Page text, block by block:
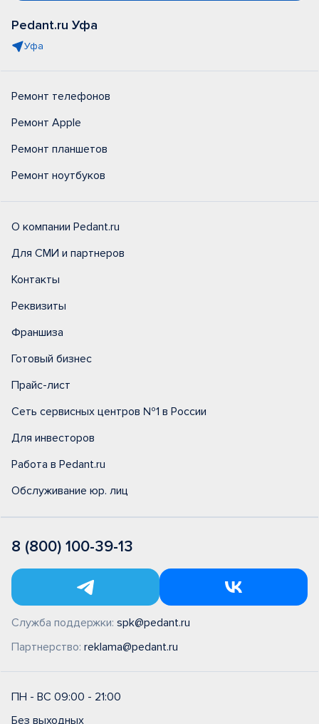
Pedant.ru Уфа
Уфа
Ремонт телефонов
Ремонт Apple
Ремонт планшетов
Ремонт ноутбуков
О компании Pedant.ru
Для СМИ и партнеров
Контакты
Реквизиты
Франшиза
Готовый бизнес
Прайс-лист
Сеть сервисных центров №1 в России
Для инвесторов
Работа в Pedant.ru
Обслуживание юр. лиц
8 (800) 100-39-13
Служба поддержки: spk@pedant.ru
Партнерство: reklama@pedant.ru
ПН - ВС 09:00 - 21:00
Без выходных